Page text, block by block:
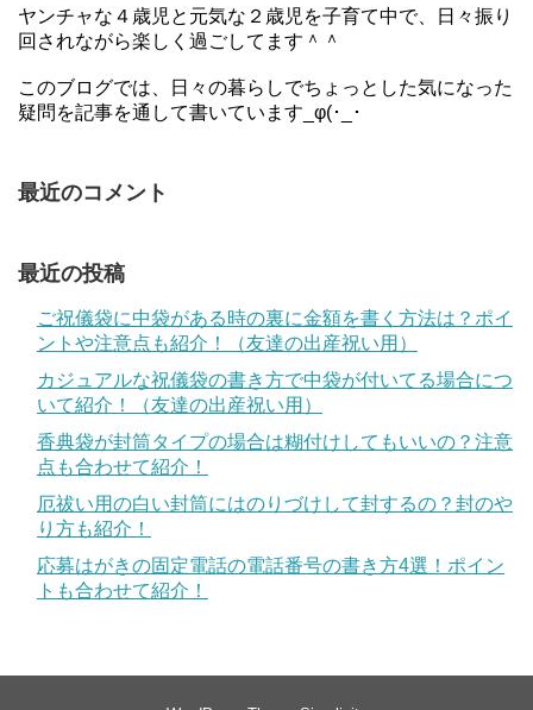
ヤンチャな４歳児と元気な２歳児を子育て中で、日々振り
回されながら楽しく過ごしてます＾＾
このブログでは、日々の暮らしでちょっとした気になった
疑問を記事を通して書いています_φ(･_･
最近のコメント
最近の投稿
ご祝儀袋に中袋がある時の裏に金額を書く方法は？ポイ
ントや注意点も紹介！（友達の出産祝い用）
カジュアルな祝儀袋の書き方で中袋が付いてる場合につ
いて紹介！（友達の出産祝い用）
香典袋が封筒タイプの場合は糊付けしてもいいの？注意
点も合わせて紹介！
厄祓い用の白い封筒にはのりづけして封するの？封のや
り方も紹介！
応募はがきの固定電話の電話番号の書き方4選！ポイン
トも合わせて紹介！